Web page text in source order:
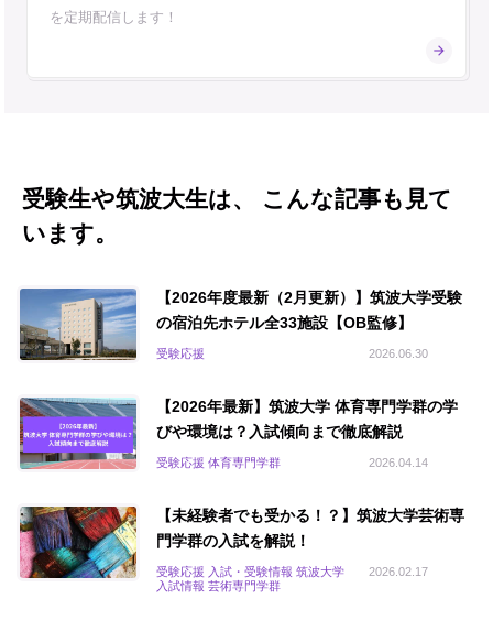
を定期配信します！
受験生や筑波大生は、 こんな記事も見て
います。
【2026年度最新（2月更新）】筑波大学受験
の宿泊先ホテル全33施設【OB監修】
2026.06.30
受験応援
【2026年最新】筑波大学 体育専門学群の学
びや環境は？入試傾向まで徹底解説
2026.04.14
受験応援 体育専門学群
【未経験者でも受かる！？】筑波大学芸術専
門学群の入試を解説！
2026.02.17
受験応援 入試・受験情報 筑波大学
入試情報 芸術専門学群